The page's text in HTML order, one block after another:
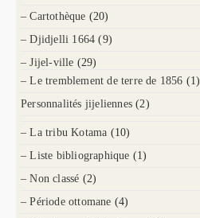
– Cartothèque (20)
– Djidjelli 1664 (9)
– Jijel-ville (29)
– Le tremblement de terre de 1856 (1)
Personnalités jijeliennes (2)
– La tribu Kotama (10)
– Liste bibliographique (1)
– Non classé (2)
– Période ottomane (4)